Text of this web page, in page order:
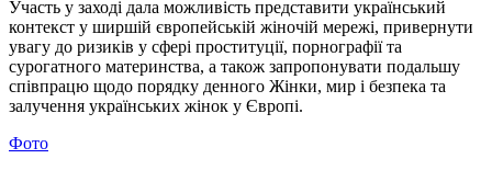
Участь у заході дала можливість представити український
контекст у ширшій європейській жіночій мережі, привернути
увагу до ризиків у сфері проституції, порнографії та
сурогатного материнства, а також запропонувати подальшу
співпрацю щодо порядку денного Жінки, мир і безпека та
залучення українських жінок у Європі.
Фото